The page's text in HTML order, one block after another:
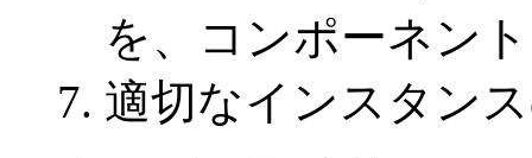
を、コンポーネン
適切なインスタン